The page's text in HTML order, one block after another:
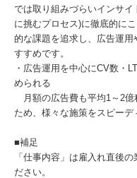
では取り組みづらいインサ
に挑むプロセス)に徹底的に
的な課題を追求し、広告運
すすめです。
・広告運用を中心にCV数・
められる
月額の広告費も平均1～2億
ため、様々な施策をスピーデ
■補足
「仕事内容」は雇入れ直後
ださい。